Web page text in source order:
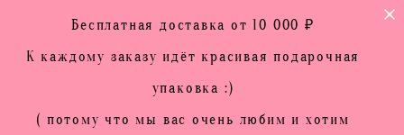
Бесплатная доставка от 10 000 ₽
К каждому заказу идёт красивая подарочная
упаковка :)
( потому что мы вас очень любим и хотим